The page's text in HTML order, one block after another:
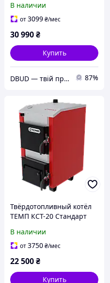
В наличии
от3099₴/мес
30 990₴
Купить
DBUD — твій правильний вибір. 87%
Твёрдотопливный котёл
ТЕМП КСТ-20 Стандарт
В наличии
от3750₴/мес
22 500₴
Купить